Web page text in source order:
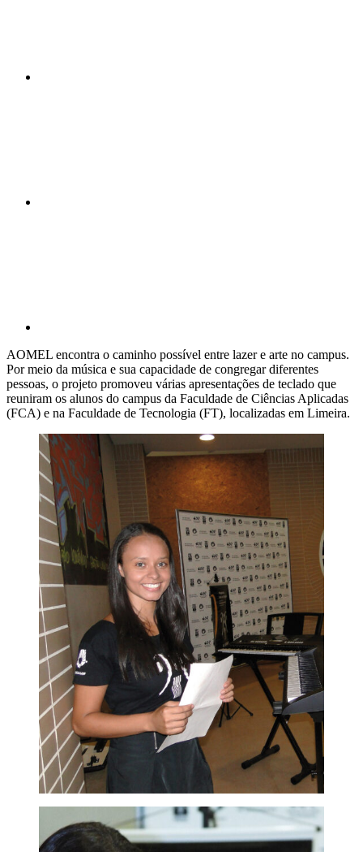
AOMEL encontra o caminho possível entre lazer e arte no campus.
Por meio da música e sua capacidade de congregar diferentes
pessoas, o projeto promoveu várias apresentações de teclado que
reuniram os alunos do campus da Faculdade de Ciências Aplicadas
(FCA) e na Faculdade de Tecnologia (FT), localizadas em Limeira.